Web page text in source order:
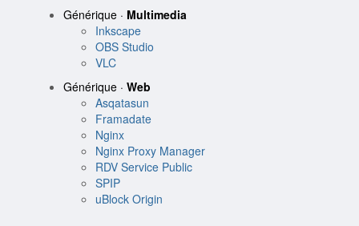
Générique · Multimedia
Inkscape
OBS Studio
VLC
Générique ·Web
Asqatasun
Framadate
Nginx
Nginx Proxy Manager
RDV Service Public
SPIP
uBlock Origin